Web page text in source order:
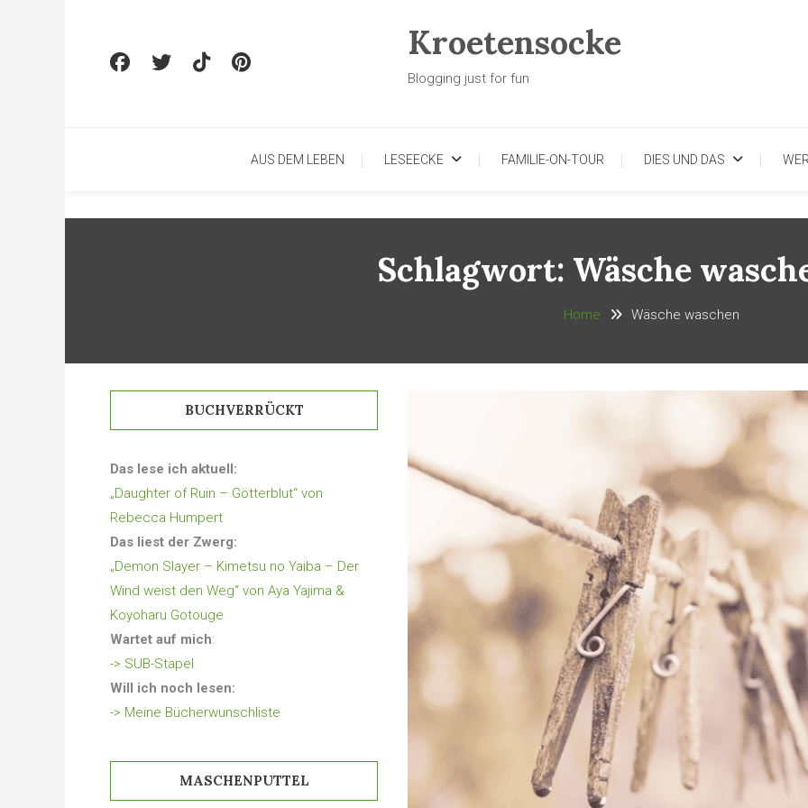
Kroetensocke
Blogging just for fun
AUS DEM LEBEN LESEECKE FAMILIE-ON-TOUR DIES UND DAS
Schlagwort: Wäsche
Home Wäsche waschen
BUCHVERRÜCKT
Das lese ich aktuell:
„Daughter of Ruin – Götterblut“ von
Rebecca Humpert
Das liest der Zwerg:
„Demon Slayer – Kimetsu no Yaiba – Der
Wind weist den Weg“ von Aya Yajima &
Koyoharu Gotouge
Wartet auf mich:
-> SUB-Stapel
Will ich noch lesen:
-> Meine Bücherwunschliste
MASCHENPUTTEL